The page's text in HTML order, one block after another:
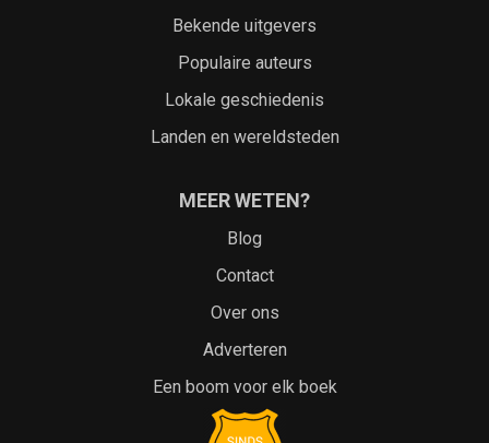
Bekende uitgevers
Populaire auteurs
Lokale geschiedenis
Landen en wereldsteden
MEER WETEN?
Blog
Contact
Over ons
Adverteren
Een boom voor elk boek